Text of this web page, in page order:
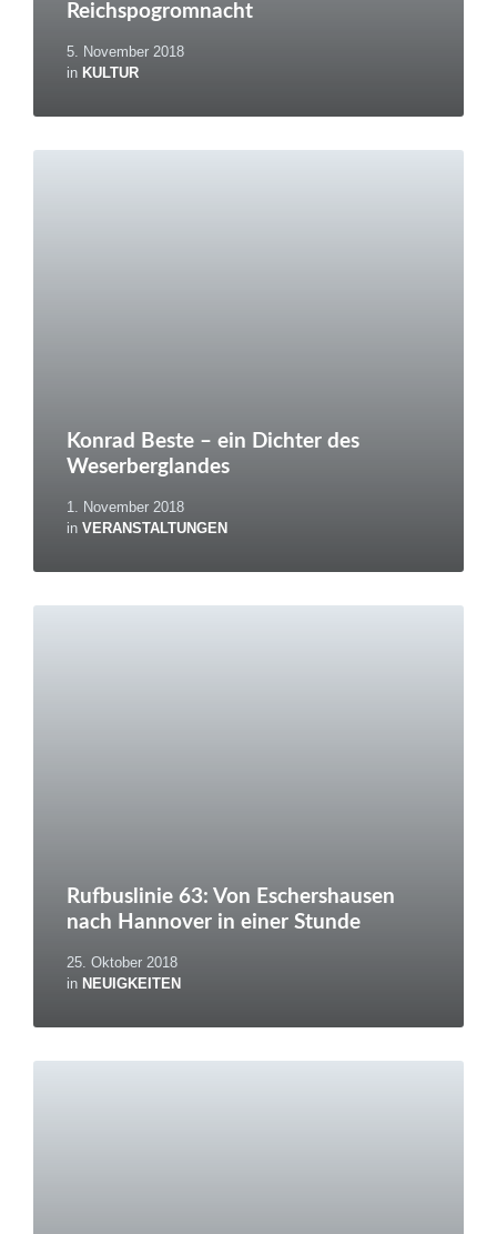
Reichspogromnacht
5. November 2018
in KULTUR
Konrad Beste – ein Dichter des
Weserberglandes
1. November 2018
in VERANSTALTUNGEN
Rufbuslinie 63: Von Eschershausen
nach Hannover in einer Stunde
25. Oktober 2018
in NEUIGKEITEN